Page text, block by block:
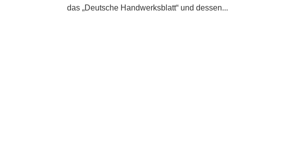
das „Deutsche Handwerksblatt“ und dessen...